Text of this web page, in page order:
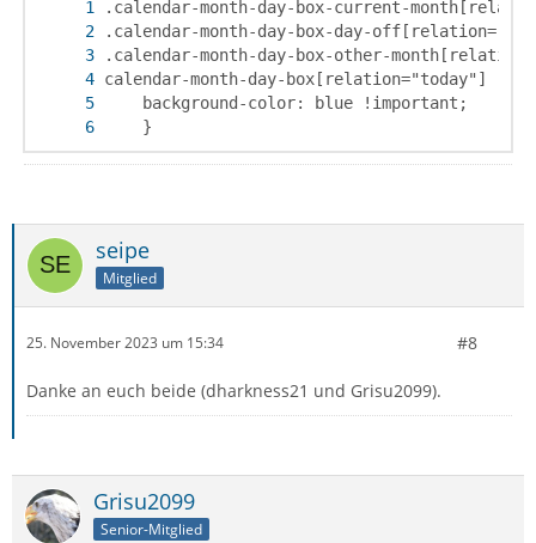
    }
seipe
Mitglied
25. November 2023 um 15:34 #8
Danke an euch beide (dharkness21 und Grisu2099).
Grisu2099
Senior-Mitglied